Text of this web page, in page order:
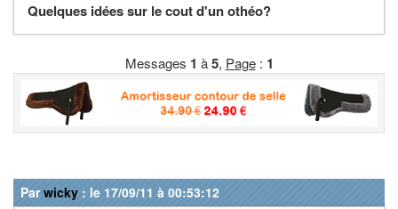
Quelques idées sur le cout d'un othéo?
Messages 1 à5, Page: 1
Parwicky : le 17/09/11 à 00:53:12